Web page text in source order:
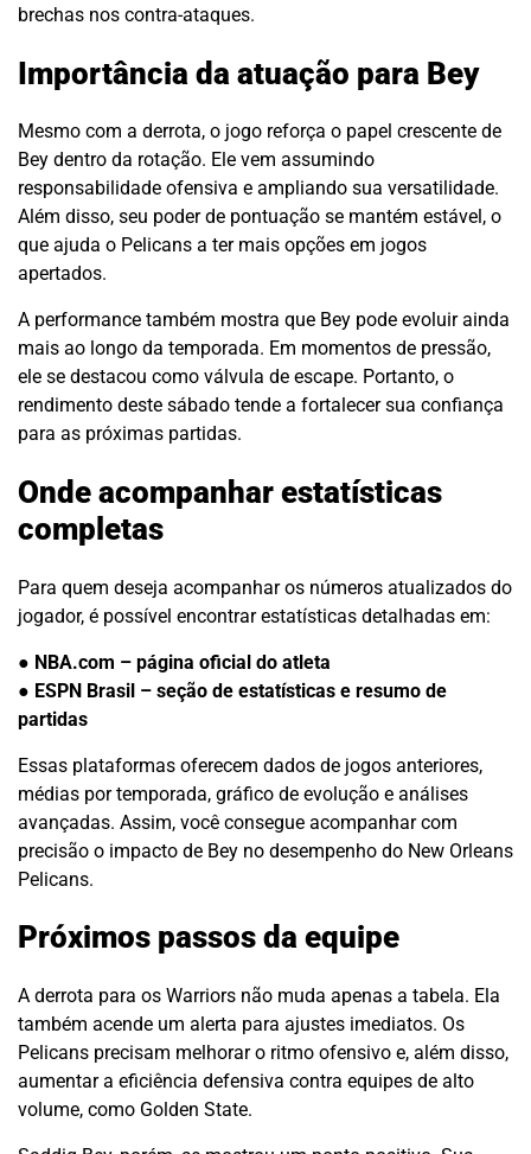
brechas nos contra-ataques.
Importância da atuação para Bey
Mesmo com a derrota, o jogo reforça o papel crescente de
Bey dentro da rotação. Ele vem assumindo
responsabilidade ofensiva e ampliando sua versatilidade.
Além disso, seu poder de pontuação se mantém estável, o
que ajuda o Pelicans a ter mais opções em jogos
apertados.
A performance também mostra que Bey pode evoluir ainda
mais ao longo da temporada. Em momentos de pressão,
ele se destacou como válvula de escape. Portanto, o
rendimento deste sábado tende a fortalecer sua confiança
para as próximas partidas.
Onde acompanhar estatísticas
completas
Para quem deseja acompanhar os números atualizados do
jogador, é possível encontrar estatísticas detalhadas em:
● NBA.com – página oficial do atleta
● ESPN Brasil – seção de estatísticas e resumo de
partidas
Essas plataformas oferecem dados de jogos anteriores,
médias por temporada, gráfico de evolução e análises
avançadas. Assim, você consegue acompanhar com
precisão o impacto de Bey no desempenho do New Orleans
Pelicans.
Próximos passos da equipe
A derrota para os Warriors não muda apenas a tabela. Ela
também acende um alerta para ajustes imediatos. Os
Pelicans precisam melhorar o ritmo ofensivo e, além disso,
aumentar a eficiência defensiva contra equipes de alto
volume, como Golden State.